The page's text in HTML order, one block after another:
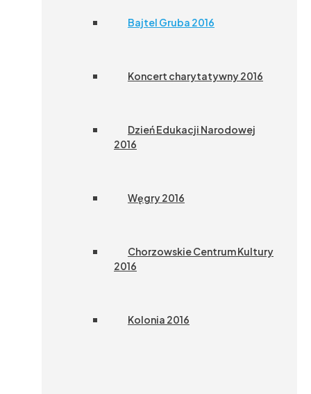
Bajtel Gruba 2016
Koncert charytatywny 2016
Dzień Edukacji Narodowej
2016
Węgry 2016
Chorzowskie Centrum Kultury
2016
Kolonia 2016